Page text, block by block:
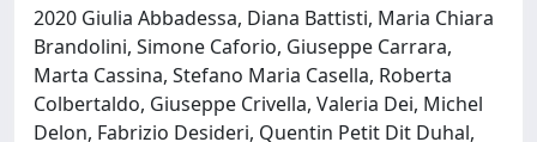
2020 Giulia Abbadessa, Diana Battisti, Maria Chiara
Brandolini, Simone Caforio, Giuseppe Carrara,
Marta Cassina, Stefano Maria Casella, Roberta
Colbertaldo, Giuseppe Crivella, Valeria Dei, Michel
Delon, Fabrizio Desideri, Quentin Petit Dit Duhal,